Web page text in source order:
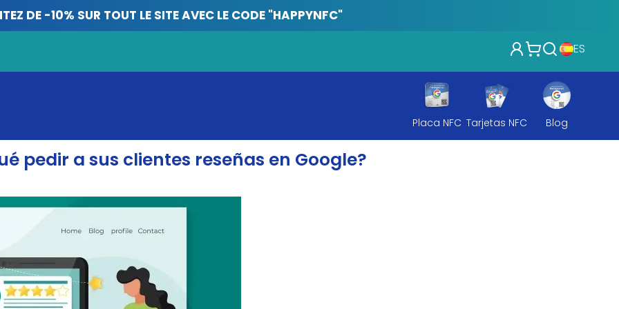
DE -10% SUR TOUT LE SITE AVEC LE CODE "HAPPYNFC"
ES
Placa NFC Tarjetas NFC Blog
pedir a sus clientes reseñas en Google?